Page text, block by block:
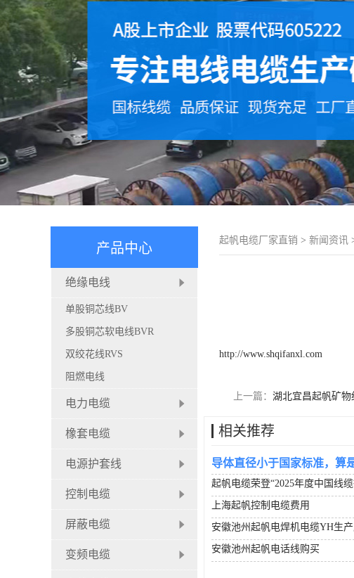
起帆电缆厂家直销 > 新闻资讯
http://www.shqifanxl.com
上一篇： 湖北宜昌起帆矿
相关推荐
导体直径小于国家标准，算
起帆电缆荣登“2025年度中国线缆
上海起帆控制电缆费用
安徽池州起帆电焊机电缆YH生
安徽池州起帆电话线购买
产品中心
绝缘电线
单股铜芯线BV
多股铜芯软电线BVR
双绞花线RVS
阻燃电线
电力电缆
橡套电缆
电源护套线
控制电缆
屏蔽电缆
变频电缆